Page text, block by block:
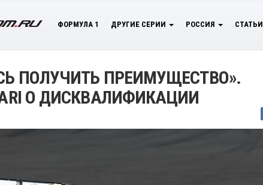
ФОРМУЛА 1 ДРУГИЕ СЕРИИ РОССИЯ СТАТЬИ
ПОЛУЧИТЬ ПРЕИМУЩЕСТВО».
О ДИСКВАЛИФИКАЦИИ